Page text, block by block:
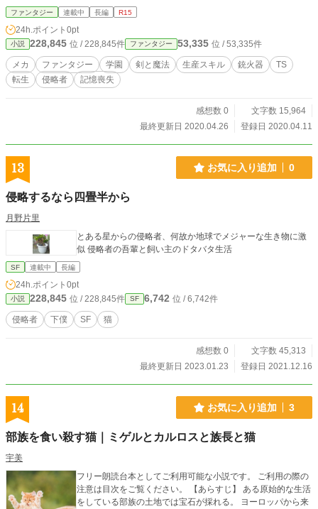
協力関係を結んだ。 この瞬間、勇者らは魔界に住む魔物たち
にとって侵略者となり、命や財産、土地を奪う略奪者となっ
た。
中…………。 いつしか、嫉妬の念を抱いたカズハは、人間に扮装した《エー
テル》の罠に嵌ってしまい------------ そのまま、命を落としてしまっ
た…………筈だったのだが…………。 《最強の防人》と謳われる英雄から、
謎のスキルと武器を与えられて----------------
ファンタジー 連載中 長編 R15
24h.ポイント 0pt
小説 228,845 位 / 228,845件 ファンタジー 53,335 位 / 53,335件
メカ ファンタジー 学園 剣と魔法 生産スキル 銃火器
TS
転生
侵略者 記憶喪失
感想数 0
文字数 15,964
最終更新日 2020.04.26
登録日 2020.04.11
13 お気に入り追加 0
侵略するなら四畳半から
月野片里
とある星からの侵略者、何故か地球でメジャーな生き物に激
似 侵略者の吾輩と飼い主のドタバタ生活
SF 連載中 長編
24h.ポイント 0pt
小説 228,845 位 / 228,845件 SF 6,742 位 / 6,742件
侵略者 下僕 SF 猫
感想数 0
文字数 45,313
最終更新日 2023.01.23
登録日 2021.12.16
14 お気に入り追加 3
部族を食い殺す猫｜ミゲルとカルロスと族長と猫
宇美
フリー朗読台本としてご利用可能な小説です。 ご利用の際の
注意は目次をご覧ください。 【あらすじ】 ある原始的な生活
をしている部族の土地では宝石が採れる。 ヨーロッパから来